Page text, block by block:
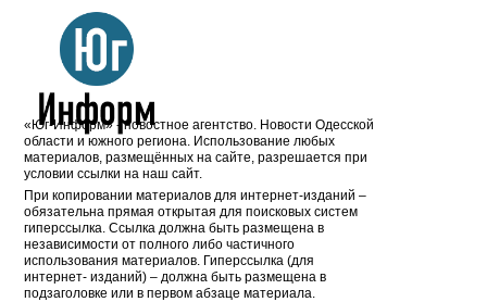
«Юг-Информ» - новостное агентство. Новости Одесской
области и южного региона. Использование любых
материалов, размещённых на сайте, разрешается при
условии ссылки на наш сайт.
При копировании материалов для интернет-изданий –
обязательна прямая открытая для поисковых систем
гиперссылка. Ссылка должна быть размещена в
независимости от полного либо частичного
использования материалов. Гиперссылка (для
интернет- изданий) – должна быть размещена в
подзаголовке или в первом абзаце материала.